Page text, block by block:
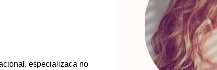
especializada no